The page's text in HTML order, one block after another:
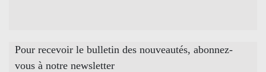
Pour recevoir le bulletin des nouveautés, abonnez-
vous à notre newsletter